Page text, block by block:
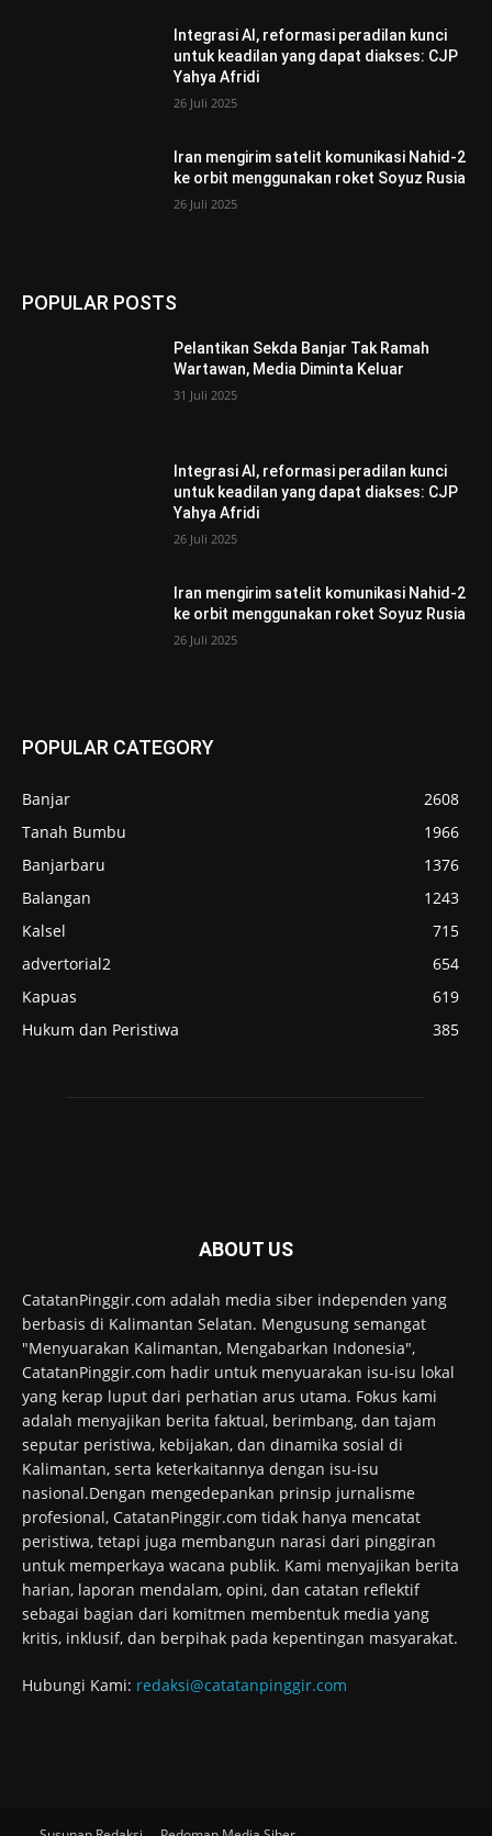
Integrasi AI, reformasi peradilan kunci
untuk keadilan yang dapat diakses: CJP
Yahya Afridi
26 Juli 2025
Iran mengirim satelit komunikasi Nahid-2
ke orbit menggunakan roket Soyuz Rusia
26 Juli 2025
POPULAR POSTS
Pelantikan Sekda Banjar Tak Ramah
Wartawan, Media Diminta Keluar
31 Juli 2025
Integrasi AI, reformasi peradilan kunci
untuk keadilan yang dapat diakses: CJP
Yahya Afridi
26 Juli 2025
Iran mengirim satelit komunikasi Nahid-2
ke orbit menggunakan roket Soyuz Rusia
26 Juli 2025
POPULAR CATEGORY
Banjar
2608
Tanah Bumbu
1966
Banjarbaru
1376
Balangan
1243
Kalsel
715
advertorial2
654
Kapuas
619
Hukum dan Peristiwa
385
ABOUT US
CatatanPinggir.com adalah media siber independen yang
berbasis di Kalimantan Selatan. Mengusung semangat
"Menyuarakan Kalimantan, Mengabarkan Indonesia",
CatatanPinggir.com hadir untuk menyuarakan isu-isu lokal
yang kerap luput dari perhatian arus utama. Fokus kami
adalah menyajikan berita faktual, berimbang, dan tajam
seputar peristiwa, kebijakan, dan dinamika sosial di
Kalimantan, serta keterkaitannya dengan isu-isu
nasional.Dengan mengedepankan prinsip jurnalisme
profesional, CatatanPinggir.com tidak hanya mencatat
peristiwa, tetapi juga membangun narasi dari pinggiran
untuk memperkaya wacana publik. Kami menyajikan berita
harian, laporan mendalam, opini, dan catatan reflektif
sebagai bagian dari komitmen membentuk media yang
kritis, inklusif, dan berpihak pada kepentingan masyarakat.
Hubungi Kami: redaksi@catatanpinggir.com